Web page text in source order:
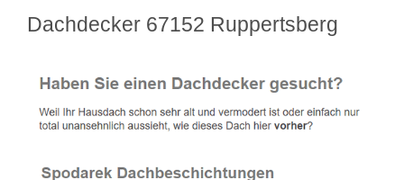
Dachdecker 67152 Ruppertsberg